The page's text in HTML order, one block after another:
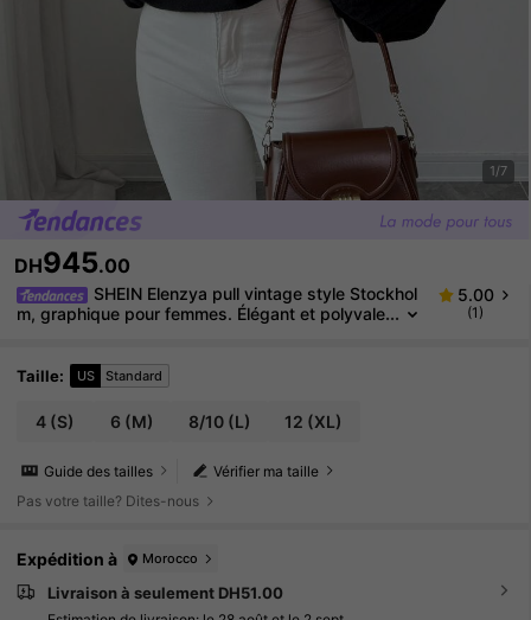
1/7
DH945.00
SHEIN Elenzya pull vintage style Stockhol
m, graphique pour femmes. Élégant et polyvale
5.00
(1)
Taille: US Standard
4 (S) 6 (M) 8/10(L) 12 (XL)
Vérifier ma taille
Guide des tailles
Pas votre taille? Dites-nous
Expédition à Morocco
Livraison à seulement DH51.00